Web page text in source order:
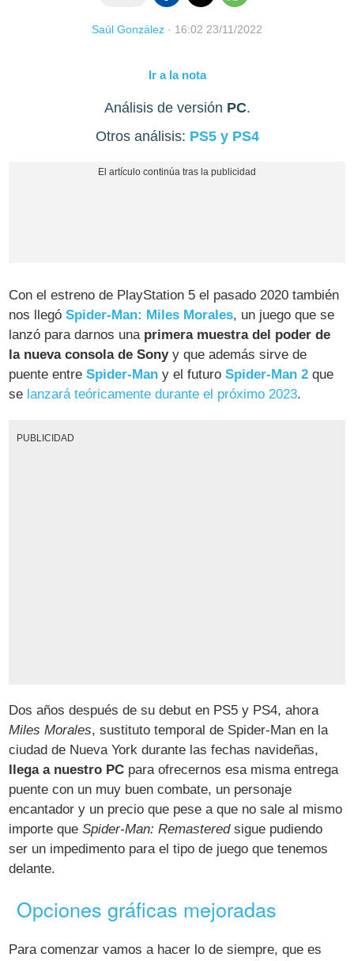
Saúl González · 16:02 23/11/2022
Ir a la nota
Análisis de versión PC.
Otros análisis: PS5 y PS4
Con el estreno de PlayStation 5 el pasado 2020 también
nos llegóSpider-Man: Miles Morales, un juego que se
lanzó para darnos una primera muestra del poder de
la nueva consola de Sonyy que además sirve de
puente entreSpider-Man y el futuroSpider-Man 2 que
se lanzará teóricamente durante el próximo 2023.
PUBLICIDAD
Dos años después de su debut en PS5 y PS4, ahora
Miles Morales, sustituto temporal de Spider-Man en la
ciudad de Nueva York durante las fechas navideñas,
llega a nuestro PC para ofrecernos esa misma entrega
puente con un muy buen combate, un personaje
encantador y un precio que pese a que no sale al mismo
importe queSpider-Man: Remasteredsigue pudiendo
ser un impedimento para el tipo de juego que tenemos
delante.
Opciones gráficas mejoradas
Para comenzar vamos a hacer lo de siempre, que es